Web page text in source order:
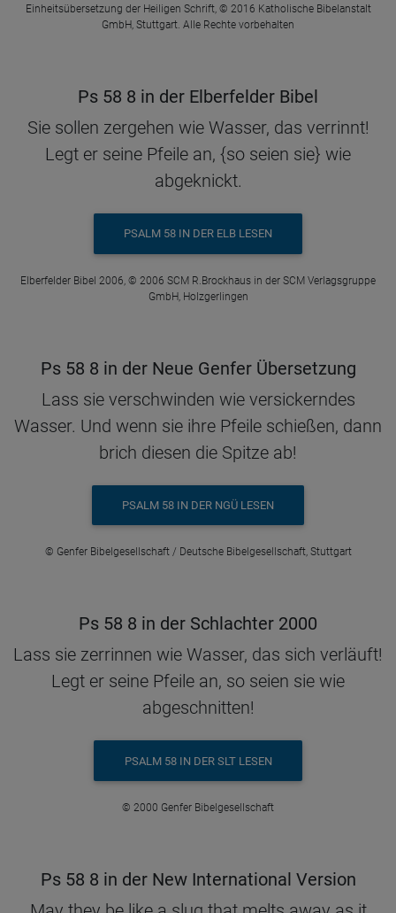
Einheitsübersetzung der Heiligen Schrift, © 2016 Katholische Bibelanstalt
GmbH, Stuttgart. Alle Rechte vorbehalten
Ps 58 8 in der Elberfelder Bibel
Sie sollen zergehen wie Wasser, das verrinnt!
Legt er seine Pfeile an, {so seien sie} wie
abgeknickt.
PSALM 58 IN DER ELB LESEN
Elberfelder Bibel 2006, © 2006 SCM R.Brockhaus in der SCM Verlagsgruppe
GmbH, Holzgerlingen
Ps 58 8 in der Neue Genfer Übersetzung
Lass sie verschwinden wie versickerndes
Wasser. Und wenn sie ihre Pfeile schießen, dann
brich diesen die Spitze ab!
PSALM 58 IN DER NGÜ LESEN
© Genfer Bibelgesellschaft / Deutsche Bibelgesellschaft, Stuttgart
Ps 58 8 in der Schlachter 2000
Lass sie zerrinnen wie Wasser, das sich verläuft!
Legt er seine Pfeile an, so seien sie wie
abgeschnitten!
PSALM 58 IN DER SLT LESEN
© 2000 Genfer Bibelgesellschaft
Ps 58 8 in der New International Version